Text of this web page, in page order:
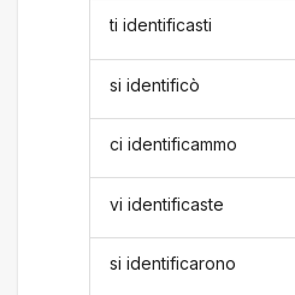
ti identificasti
si identificò
ci identificammo
vi identificaste
si identificarono